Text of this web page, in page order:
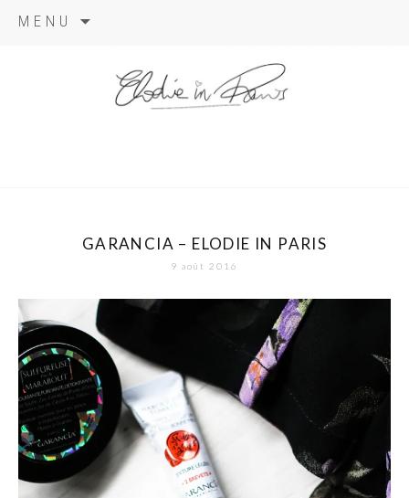
MENU
GARANCIA – ELODIE IN PARIS
9 août 2016